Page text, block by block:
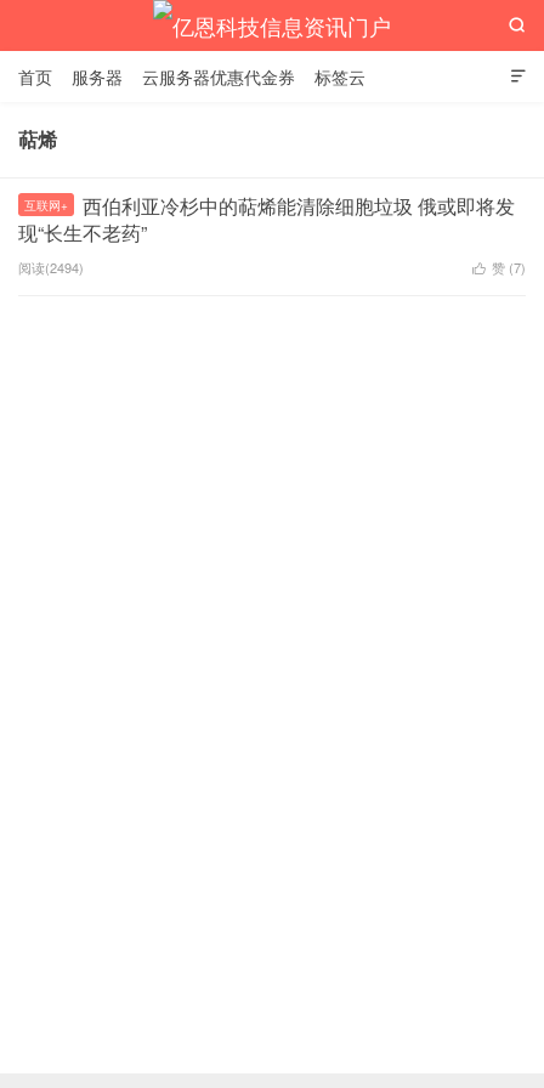
亿恩科技信息资讯门户

首页 服务器 云服务器优惠代金券 标签云

萜烯
互联网+
西伯利亚冷杉中的萜烯能清除细胞垃圾 俄或即将发
现“长生不老药”
阅读(2494)  赞 (7)